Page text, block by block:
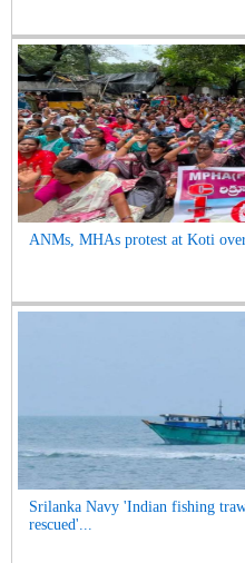
ANMs, MHAs protest at Koti
Srilanka Navy 'Indian fishing
rescued'...